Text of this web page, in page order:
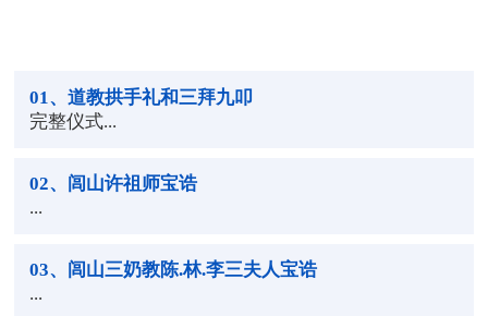
01 、道教拱手礼和三拜九叩
完整仪式...
02、闾山许祖师宝诰
...
03、闾山三奶教陈.林.李三夫人宝诰
...